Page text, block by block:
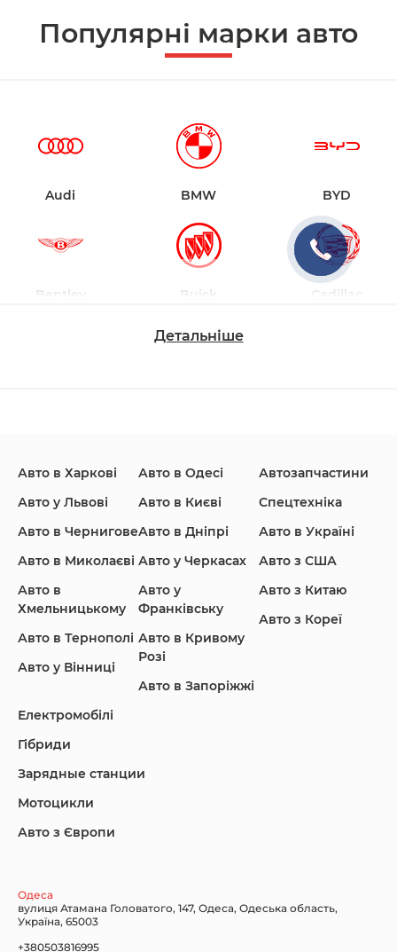
Популярні марки авто
Audi BMW BYD
Bentley Buick Cadillac
Honda Hyundai
Infiniti Jaguar Jeep
Land Rover
Nissan
Детальніше
Авто в Харкові
Авто у Львові
Авто в Чернигове
Авто в Миколаєві
Авто в
Хмельницькому
Авто в Тернополі
Авто у Вінниці
Авто в Одесі
Авто в Києві
Авто в Дніпрі
Авто у Черкасах
Авто у
Франківську
Авто в Кривому
Розі
Авто в Запоріжжі
Автозапчастини
Спецтехніка
Авто в Україні
Авто з США
Авто з Китаю
Авто з Кореї
Електромобілі
Гібриди
Зарядные станции
Мотоцикли
Авто з Європи
Одеса
вулиця Атамана Головатого, 147, Одеса, Одеська область,
Україна, 65003
+380503816995